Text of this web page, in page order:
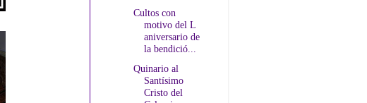
Cultos con
motivo del L
aniversario de
la bendició...
Quinario al
Santísimo
Cristo del